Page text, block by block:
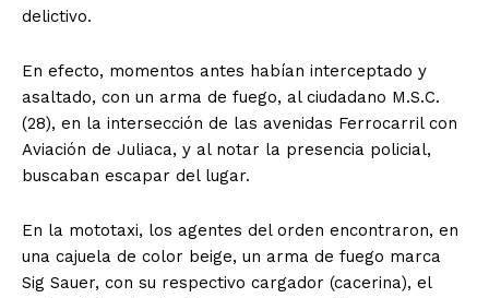
delictivo.
En efecto, momentos antes habían interceptado y
asaltado, con un arma de fuego, al ciudadano M.S.C.
(28), en la intersección de las avenidas Ferrocarril con
Aviación de Juliaca, y al notar la presencia policial,
buscaban escapar del lugar.
En la mototaxi, los agentes del orden encontraron, en
una cajuela de color beige, un arma de fuego marca
Sig Sauer, con su respectivo cargador (cacerina), el